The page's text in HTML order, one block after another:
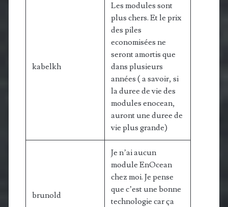
kabelkh
Les modules sont
plus chers. Et le prix
des piles
economisées ne
seront amortis que
dans plusieurs
années ( a savoir, si
la duree de vie des
modules enocean,
auront une duree de
vie plus grande)
brunold
Je n’ai aucun
module EnOcean
chez moi. Je pense
que c’est une bonne
technologie car ça